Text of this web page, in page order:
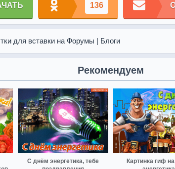
136
для вставки на Форумы | Блоги
Рекомендуем
С днём энергетика, тебе
Картинка гиф